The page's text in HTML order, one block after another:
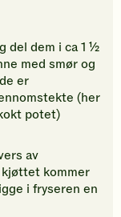
del dem i ca 1 ½
med smør og
er
(her
potet)
av
kommer
i fryseren en